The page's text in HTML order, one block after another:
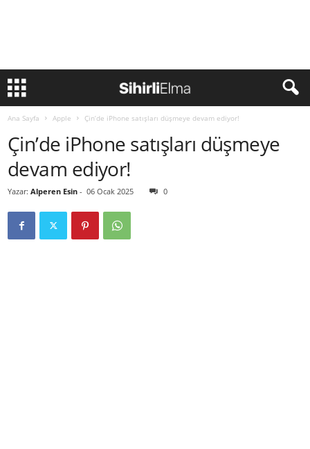
Ana Sayfa Apple Çin’de iPhone satışları düşmeye devam ediyor!
Çin’de iPhone satışları düşmeye
devam ediyor!
Yazar: Alperen Esin - 06 Ocak 2025 0